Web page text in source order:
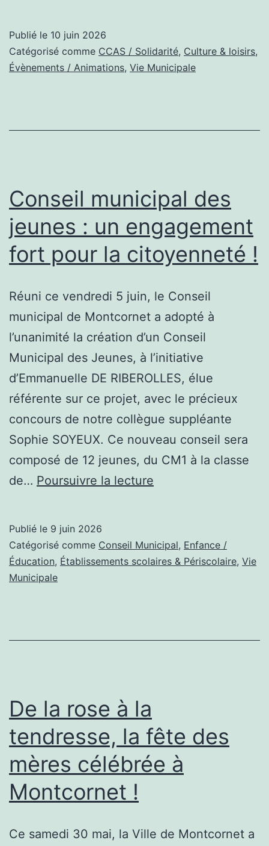
Danièle
saveurs
Publié le 10 juin 2026
Catégorisé comme CCAS / Solidarité, Culture & loisirs,
Évènements / Animations, Vie Municipale
Conseil municipal des
jeunes : un engagement
fort pour la citoyenneté !
Réuni ce vendredi 5 juin, le Conseil
municipal de Montcornet a adopté à
l’unanimité la création d’un Conseil
Municipal des Jeunes, à l’initiative
d’Emmanuelle DE RIBEROLLES, élue
référente sur ce projet, avec le précieux
concours de notre collègue suppléante
Sophie SOYEUX. Ce nouveau conseil sera
composé de 12 jeunes, du CM1 à la classe
de… Poursuivre la lecture
jeunes
:
pour
Publié le 9 juin 2026
Catégorisé comme Conseil Municipal, Enfance /
Éducation, Établissements scolaires & Périscolaire, Vie
Municipale
De la rose à la
tendresse, la fête des
mères célébrée à
Montcornet !
Ce samedi 30 mai, la Ville de Montcornet a